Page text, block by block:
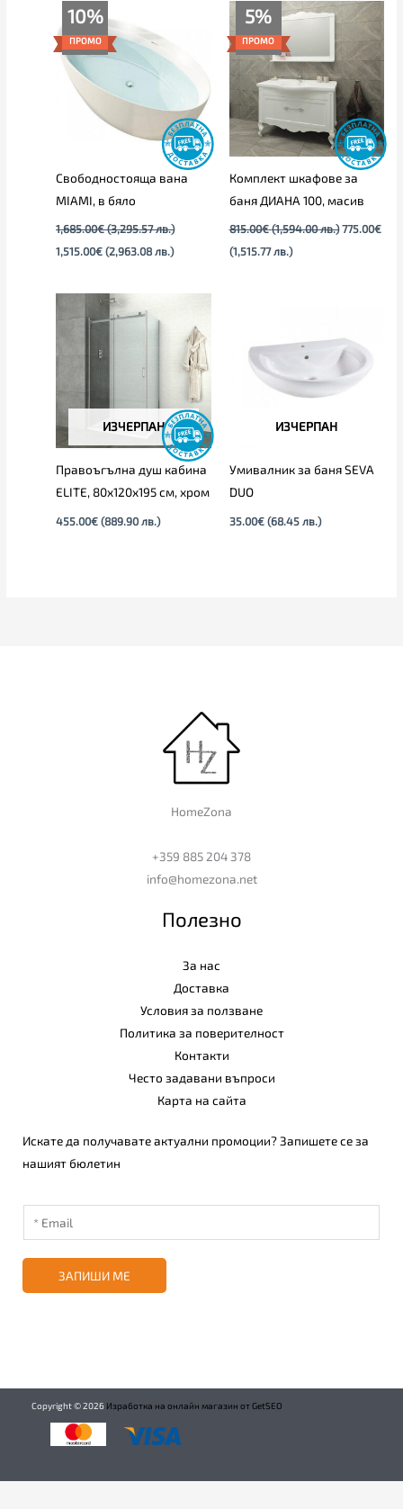
10%
ПРОМО
Свободностояща вана
MIAMI, в бяло
1,685.00€ (3,295.57 лв.)
Original
price
was:
1,685.00€
(3,295.57
лв.).
1,515.00€ (2,963.08 лв.)
(2,963.08
лв.).
5%
ПРОМО
Комплект шкафове за
баня ДИАНА 100, масив
815.00€ (1,594.00 лв.)
Original
price
815.00€
(1,594.00
лв.).
775.00€
(1,515.77 лв.)
Текущата
цена
(1,515.77
лв.).
ИЗЧЕРПАН
Правоъгълна душ кабина
ELITE, 80х120х195 см, хром
455.00€ (889.90 лв.)
ИЗЧЕРПАН
Умивалник за баня SEVA
DUO
35.00€ (68.45 лв.)
HomeZona
+359 885 204 378
info@homezona.net
Полезно
За нас
Доставка
Условия за ползване
Политика за поверителност
Контакти
Често задавани въпроси
Карта на сайта
Искате да получавате актуални промоции? Запишете се за
нашият бюлетин
ЗАПИШИ МЕ
Copyright ©2026 Изработка на онлайн магазин от GetSEO